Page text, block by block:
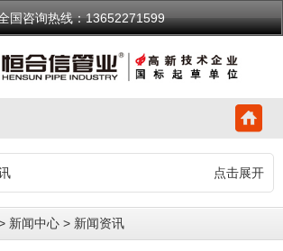
国咨询热线：13652271599
点击展开
新闻中心 > 新闻资讯